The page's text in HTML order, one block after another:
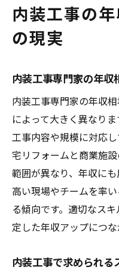
内装工事の
の現実
内装工事専門家の年収
内装工事専門家の年収
によって大きく異なり
工事内容や規模に対応
宅リフォームと商業施
範囲が異なり、年収に
高い現場やチームを率
る傾向です。適切なス
定した年収アップにつな
内装工事で求められる